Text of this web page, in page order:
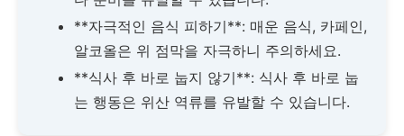
**자극적인 음식 피하기**: 매운 음식, 카페인,
알코올은 위 점막을 자극하니 주의하세요.
**식사 후 바로 눕지 않기**: 식사 후 바로 눕
는 행동은 위산 역류를 유발할 수 있습니다.